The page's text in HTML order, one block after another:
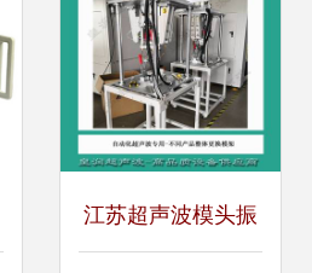
江苏超声波模头振